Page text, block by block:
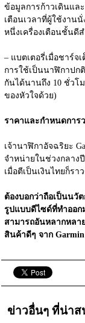
ข้อมูลการก้าวเดินแล
เตือนเวลาที่ผู้ใช้งาน
หนึ่งเครื่องเตือนชั้นดี
– แบตเตอรี่เมื่อชาร์จ
การใช้เป็นนาฬิกาปก
กันได้นานถึง 10 ชั่วโ
ของหัวใจด้วย)
ราคาและกำหนดการ
เจ้านาฬิกาอัจฉริยะ
จำหน่ายในช่วงกลาง
เมื่อตีเป็นเงินไทยก็รา
ต้องบอกว่าถือเป็นนวั
รูปแบบดีไซด์ที่ทำออก
สามารถอันหลากหลา
สินค้าดีๆ จาก
ข่าวอื่นๆ ที่น่าส